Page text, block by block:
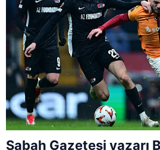
Sabah Gazetesi yazarı